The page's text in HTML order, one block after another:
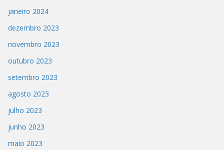
janeiro 2024
dezembro 2023
novembro 2023
outubro 2023
setembro 2023
agosto 2023
julho 2023
junho 2023
maio 2023